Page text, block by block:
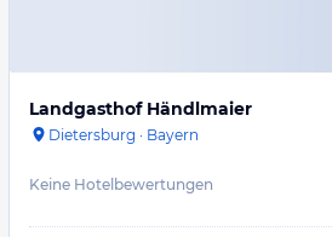
Landgasthof Händlmaier
Dietersburg · Bayern
Keine Hotelbewertungen